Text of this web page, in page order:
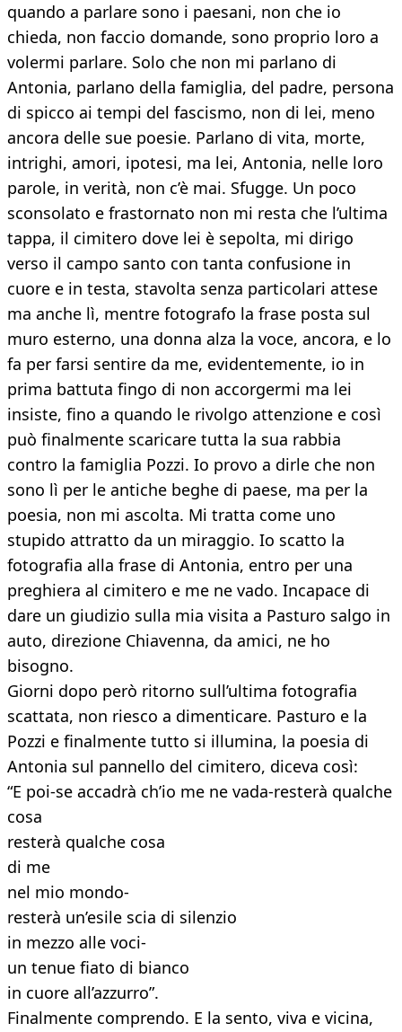
quando a parlare sono i paesani, non che io
chieda, non faccio domande, sono proprio loro a
volermi parlare. Solo che non mi parlano di
Antonia, parlano della famiglia, del padre, persona
di spicco ai tempi del fascismo, non di lei, meno
ancora delle sue poesie. Parlano di vita, morte,
intrighi, amori, ipotesi, ma lei, Antonia, nelle loro
parole, in verità, non c’è mai. Sfugge. Un poco
sconsolato e frastornato non mi resta che l’ultima
tappa, il cimitero dove lei è sepolta, mi dirigo
verso il campo santo con tanta confusione in
cuore e in testa, stavolta senza particolari attese
ma anche lì, mentre fotografo la frase posta sul
muro esterno, una donna alza la voce, ancora, e lo
fa per farsi sentire da me, evidentemente, io in
prima battuta fingo di non accorgermi ma lei
insiste, fino a quando le rivolgo attenzione e così
può finalmente scaricare tutta la sua rabbia
contro la famiglia Pozzi. Io provo a dirle che non
sono lì per le antiche beghe di paese, ma per la
poesia, non mi ascolta. Mi tratta come uno
stupido attratto da un miraggio. Io scatto la
fotografia alla frase di Antonia, entro per una
preghiera al cimitero e me ne vado. Incapace di
dare un giudizio sulla mia visita a Pasturo salgo in
auto, direzione Chiavenna, da amici, ne ho
bisogno.
Giorni dopo però ritorno sull’ultima fotografia
scattata, non riesco a dimenticare. Pasturo e la
Pozzi e finalmente tutto si illumina, la poesia di
Antonia sul pannello del cimitero, diceva così:
“E poi-se accadrà ch’io me ne vada-resterà qualche
cosa
resterà qualche cosa
di me
nel mio mondo-
resterà un’esile scia di silenzio
in mezzo alle voci-
un tenue fiato di bianco
in cuore all’azzurro”.
Finalmente comprendo. E la sento, viva e vicina,